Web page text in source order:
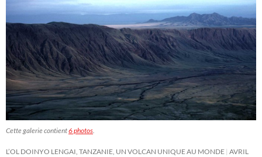
Cette galerie contient6 photos.
L’OL DOINYO LENGAI, TANZANIE, UN VOLCAN UNIQUE AU MONDE AVRIL